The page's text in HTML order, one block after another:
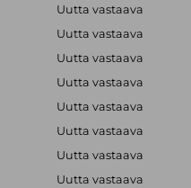
Uutta vastaava
Uutta vastaava
Uutta vastaava
Uutta vastaava
Uutta vastaava
Uutta vastaava
Uutta vastaava
Uutta vastaava